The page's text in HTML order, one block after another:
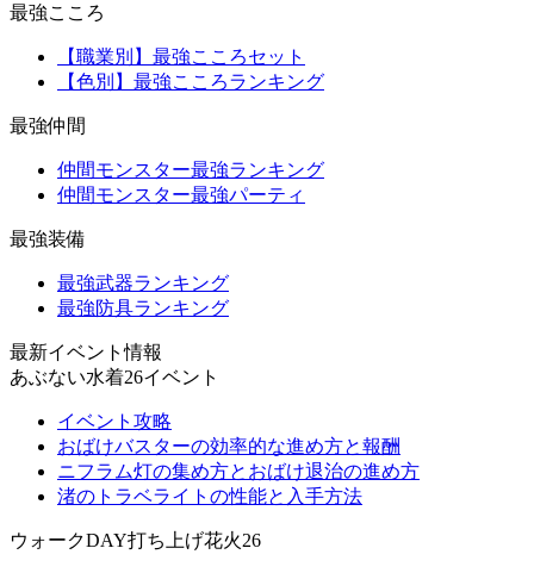
最強こころ
【職業別】最強こころセット
【色別】最強こころランキング
最強仲間
仲間モンスター最強ランキング
仲間モンスター最強パーティ
最強装備
最強武器ランキング
最強防具ランキング
最新イベント情報
あぶない水着26イベント
イベント攻略
おばけバスターの効率的な進め方と報酬
ニフラム灯の集め方とおばけ退治の進め方
渚のトラベライトの性能と入手方法
ウォークDAY打ち上げ花火26